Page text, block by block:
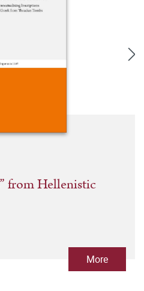
from Hellenistic
More